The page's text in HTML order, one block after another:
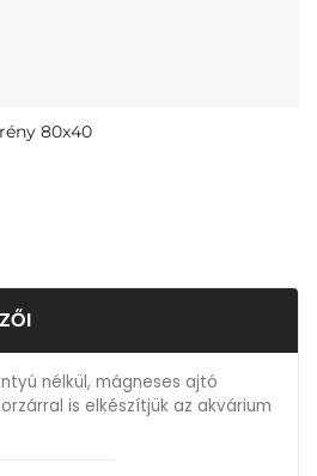
80x40
nélkül, mágneses ajtó
is elkészítjük az akvárium